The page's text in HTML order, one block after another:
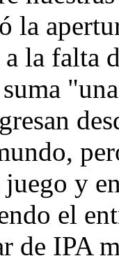
la
la falta
juego y
el
de IPA